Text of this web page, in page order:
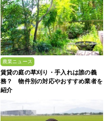
農業ニュース
賃貸の庭の草刈り・手入れは誰の義
務？ 物件別の対応やおすすめ業者を
紹介